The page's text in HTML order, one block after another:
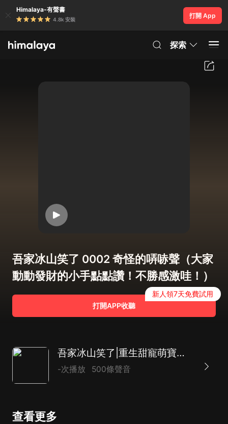
Himalaya-有聲書
4.8k 安裝
打開 App
探索
吾家冰山笑了 0002 奇怪的哢哧聲（大家
動動發財的小手點點讚！不勝感激哇！）
打開APP收聽
新人領7天免費試用
吾家冰山笑了|重生甜寵萌寶搞笑|AI多播
-次播放 500條聲音
查看更多